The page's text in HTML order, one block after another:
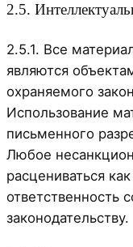
2.5.
2.5.1. Все
являются
охраняемого
Использование
письменного
Любое
расцениваться
ответственность
законодательству.